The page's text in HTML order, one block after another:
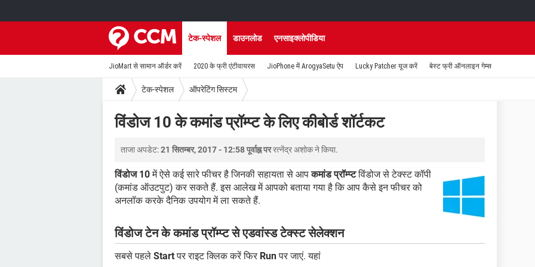
टेक-स्पेशल डाउनलोड एनसाइक्लोपीडिया
JioMart से सामान ऑर्डर करें 2020 के फ्री एंटीवायरस JioPhone में ArogyaSetu ऐप Lucky Patcher यूज करें बेस्ट फ्री ऑनलाइन गेम्स
टेक-स्पेशल ऑपरेटिंग सिस्टम
विंडोज 10 के कमांड प्रॉम्प्ट के लिए कीबोर्ड शॉर्टकट
ताजा अपडेट:21 सितम्बर, 2017 - 12:58 पूर्वाह्न पररत्नेंद्र अशोकने किया.
विंडोज 10में ऐसे कई सारे फीचर है जिनकी सहायता से आपकमांड प्रॉम्प्टविंडोज से टेक्स्ट कॉपी
(कमांड ऑउटपुट) कर सकते हैं. इस आलेख में आपको बताया गया है कि आप कैसे इन फीचर को
अनलॉक करके दैनिक उपयोग में ला सकते हैं.
विंडोज टेन के कमांड प्रॉम्प्ट से एडवांस्ड टेक्स्ट सेलेक्शन
सबसे पहले Startपर राइट क्लिक करें फिर Runपर जाएं. यहां